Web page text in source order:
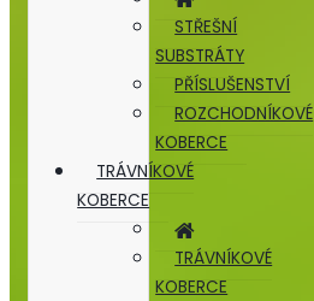
STŘEŠNÍ
SUBSTRÁTY
PŘÍSLUŠENSTVÍ
ROZCHODNÍKOVÉ
KOBERCE
TRÁVNÍKOVÉ
KOBERCE
TRÁVNÍKOVÉ
KOBERCE